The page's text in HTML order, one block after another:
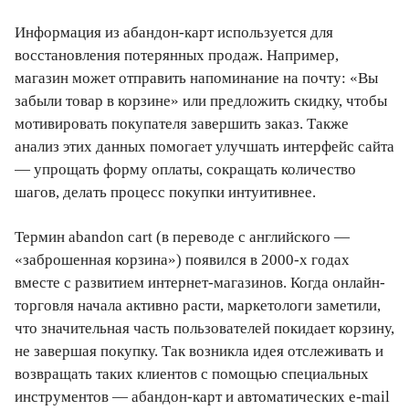
Информация из абандон-карт используется для
восстановления потерянных продаж. Например,
магазин может отправить напоминание на почту: «Вы
забыли товар в корзине» или предложить скидку, чтобы
мотивировать покупателя завершить заказ. Также
анализ этих данных помогает улучшать интерфейс сайта
— упрощать форму оплаты, сокращать количество
шагов, делать процесс покупки интуитивнее.
Термин abandon cart (в переводе с английского —
«заброшенная корзина») появился в 2000-х годах
вместе с развитием интернет-магазинов. Когда онлайн-
торговля начала активно расти, маркетологи заметили,
что значительная часть пользователей покидает корзину,
не завершая покупку. Так возникла идея отслеживать и
возвращать таких клиентов с помощью специальных
инструментов — абандон-карт и автоматических e-mail